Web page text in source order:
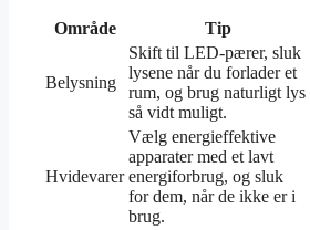
Område Tip
Belysning
Skift til LED-pærer, sluk
lysene når du forlader et
rum, og brug naturligt lys
så vidt muligt.
Hvidevarer
Vælg energieffektive
apparater med et lavt
energiforbrug, og sluk
for dem, når de ikke er i
brug.